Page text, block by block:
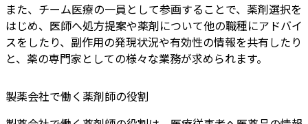
また、チーム医療の一員として参画することで、薬剤選択を
はじめ、医師へ処方提案や薬剤について他の職種にアドバイ
スをしたり、副作用の発現状況や有効性の情報を共有したり
と、薬の専門家としての様々な業務が求められます。
製薬会社で働く薬剤師の役割